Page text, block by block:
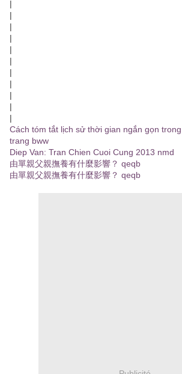
|
|
|
|
|
|
|
|
|
|
|
Cách tóm tắt lịch sử thời gian ngắn gọn
trang bww
Diep Van: Tran Chien Cuoi Cung 2013 nmd
由單親父親撫養有什麼影響？ qeqb
由單親父親撫養有什麼影響？ qeqb